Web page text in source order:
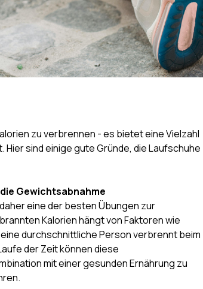
zu verbrennen - es bietet eine Vielzahl
Hier sind einige gute Gründe, die Laufschuhe
Gewichtsabnahme
eine der besten Übungen zur
Kalorien hängt von Faktoren wie
durchschnittliche Person verbrennt beim
der Zeit können diese
mit einer gesunden Ernährung zu